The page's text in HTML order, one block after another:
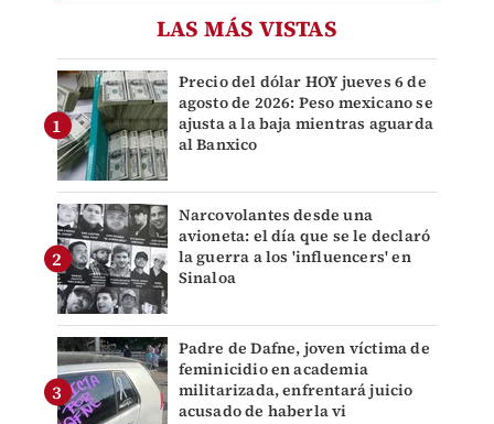
LAS MÁS VISTAS
Precio del dólar HOY jueves 6 de
agosto de 2026: Peso mexicano se
ajusta a la baja mientras aguarda
al Banxico
Narcovolantes desde una
avioneta: el día que se le declaró
la guerra a los 'influencers' en
Sinaloa
Padre de Dafne, joven víctima de
feminicidio en academia
militarizada, enfrentará juicio
acusado de haberla vi